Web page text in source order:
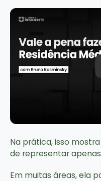
Na prática, isso
de representar
Em muitas áreas, ela